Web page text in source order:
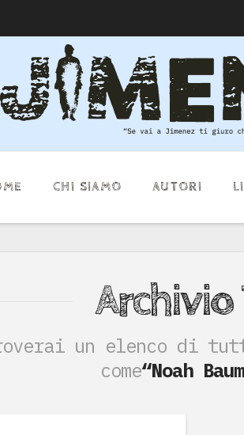
CHI SIAMO AUTORI
Archivio
un elenco di
come“Noah